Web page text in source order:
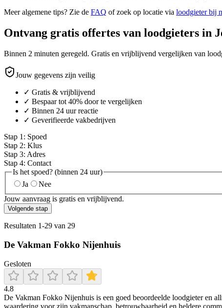
Meer algemene tips? Zie de FAQ of zoek op locatie via loodgieter bij
Ontvang gratis offertes van loodgieters in
Binnen 2 minuten geregeld. Gratis en vrijblijvend vergelijken van
Jouw gegevens zijn veilig
✓ Gratis & vrijblijvend
✓ Bespaar tot 40% door te vergelijken
✓ Binnen 24 uur reactie
✓ Geverifieerde vakbedrijven
Stap 1 : Spoed
Stap 2: Klus
Stap 3: Adres
Stap 4: Contact
Is het spoed? (binnen 24 uur)
Ja
Nee
Jouw aanvraag is gratis en vrijblijvend.
Volgende stap
Resultaten 1-29 van 29
De Vakman Fokko Nijenhuis
Gesloten
4.8
De Vakman Fokko Nijenhuis is een goed beoordeelde loodgieter en
waardering voor zijn vakmanschap, betrouwbaarheid en heldere